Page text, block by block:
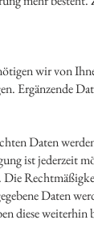
wir von
Ergänzende
Daten
ist jederzeit
Daten
diese weiterhin